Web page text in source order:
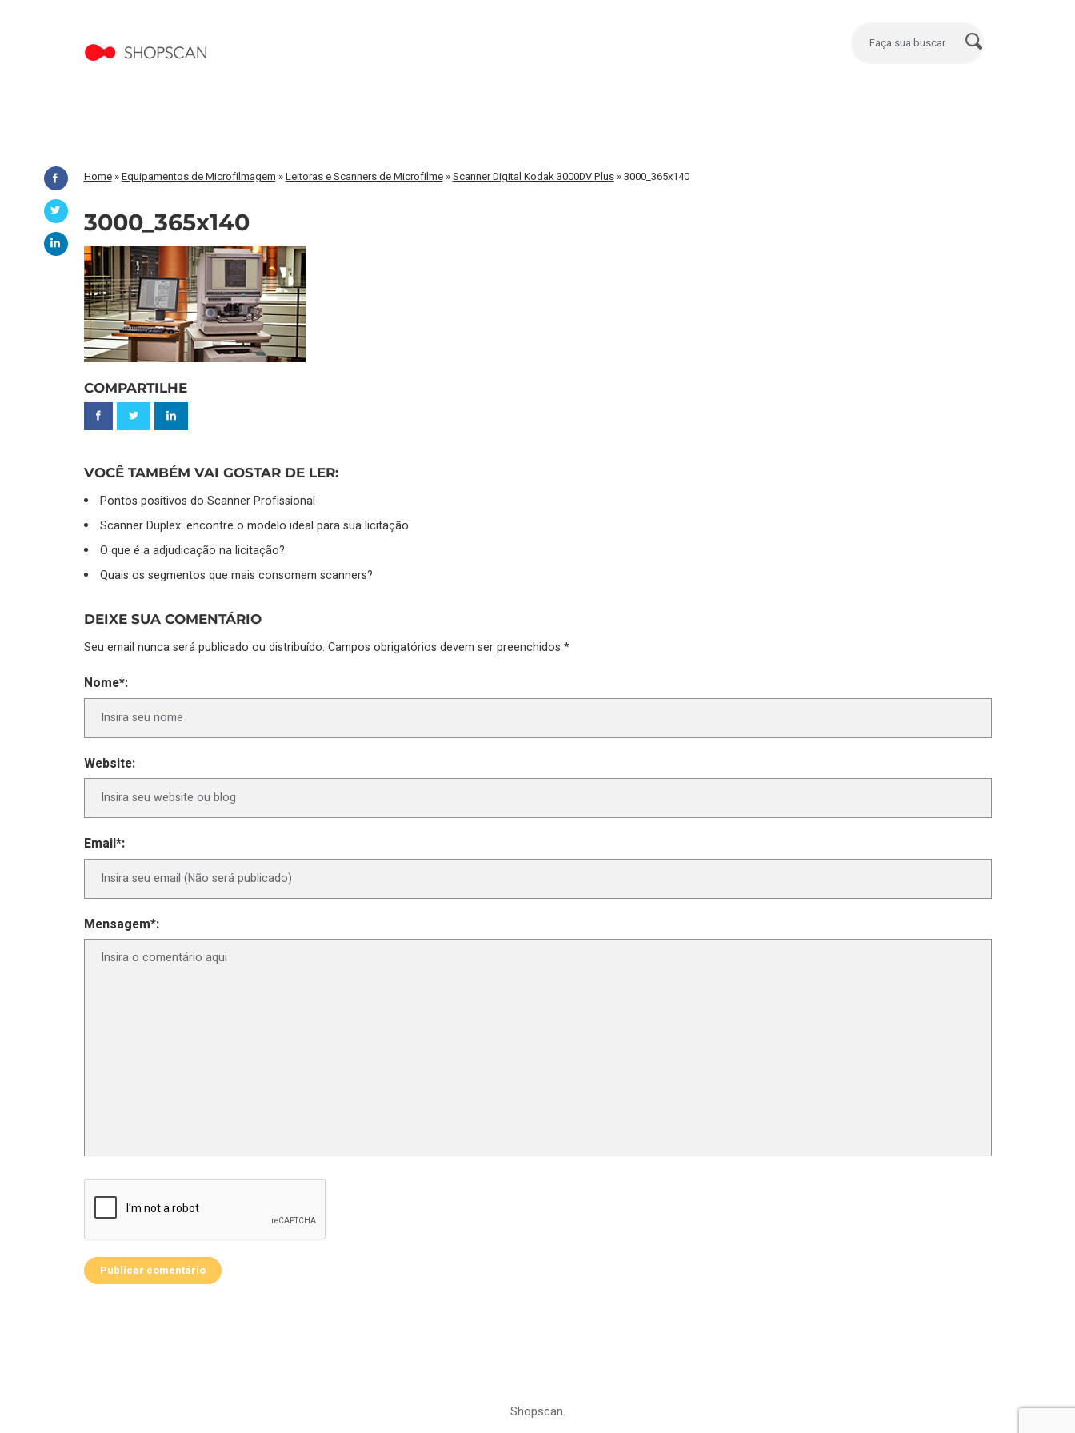
Home»Equipamentos de Microfilmagem »Leitoras e Scanners de Microfilme»Scanner Digital Kodak 3000DV Plus»3000_365x140
3000_365x140
COMPARTILHE
VOCÊ TAMBÉM VAI GOSTAR DE LER:
Pontos positivos do Scanner Profissional
Scanner Duplex: encontre o modelo ideal para sua licitação
O que é a adjudicação na licitação?
Quais os segmentos que mais consomem scanners?
DEIXE SUA COMENTÁRIO
Seu email nunca será publicado ou distribuído. Campos obrigatórios devem ser preenchidos *
Nome*:
Website:
Email*:
Mensagem*:
Shopscan.